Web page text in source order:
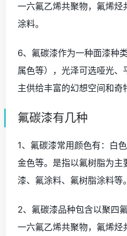
一六氟乙烯共聚物，氟烯
涂料。
6、氟碳漆作为一种面漆种
属色等），光泽可选哑光
主供给丰富的幻想空间和奇
氟碳漆有几种
1、氟碳漆常用颜色有：白
金色等。是指以氟树脂为
漆、氟涂料、氟树脂涂料等。
2、氟碳漆品种包含以聚四
一六氟乙烯共聚物，氟烯